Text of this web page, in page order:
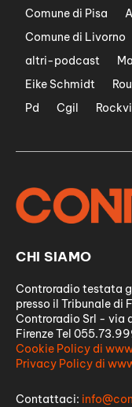
Comune di Pisa
Comune di Livorno
altri-podcast
Eike Schmidt
Pd
Cgil
CHI SIAMO
Controradio testata
presso il Tribunale di
Controradio Srl - via
Firenze Tel
Cookie Policy di
Privacy Policy di
Contattaci: